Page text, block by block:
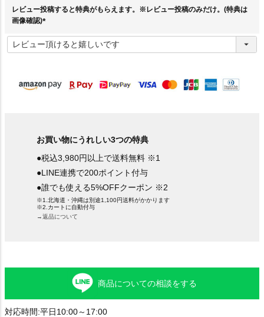
レビュー投稿すると特典がもらえます。※レビュー投稿のみだけ。(特典は
画像確認)
必
須
お買い物にうれしい3つの特典
●税込3,980円以上で送料無料 ※1
●LINE連携で200ポイント付与
●誰でも使える5%OFFクーポン ※2
※1.北海道・沖縄は別途1,100円送料がかかります
※2.カートに自動付与
→返品について
商品についての相談をする
対応時間:平日10:00～17:00